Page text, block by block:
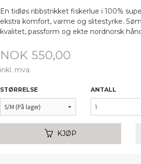
En tidløs ribbstrikket fiskerlue i 100%
ekstra komfort, varme og slitestyrke.
kvalitet, passform og ekte nordnorsk
Pris
NOK 550,00
inkl. mva.
STØRRELSE ANTALL
KJØP